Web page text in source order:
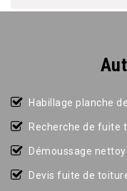
Habillage planche
Recherche de fuite
Démoussage
Devis fuite de